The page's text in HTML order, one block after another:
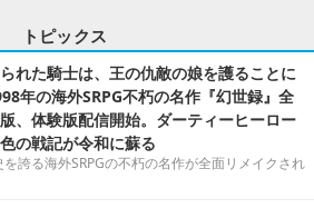
トピックス
れた騎士は、王の仇敵の娘を護ることに
年の海外SRPG不朽の名作『幻世録』全
、体験版配信開始。ダーティーヒーロー
の戦記が令和に蘇る
誇る海外SRPGの不朽の名作が全面リメイクされ